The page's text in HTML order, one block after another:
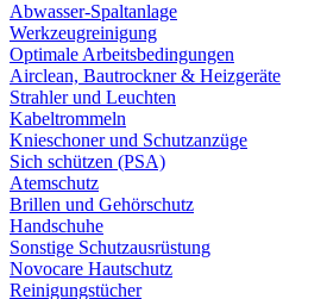
Abwasser-Spaltanlage
Werkzeugreinigung
Optimale Arbeitsbedingungen
Airclean, Bautrockner & Heizgeräte
Strahler und Leuchten
Kabeltrommeln
Knieschoner und Schutzanzüge
Sich schützen (PSA)
Atemschutz
Brillen und Gehörschutz
Handschuhe
Sonstige Schutzausrüstung
Novocare Hautschutz
Reinigungstücher